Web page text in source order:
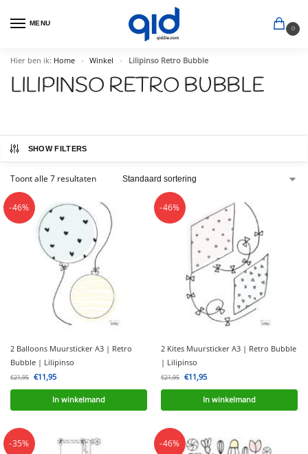
MENU
0
Hier ben ik: Home » Winkel » Lilipinso Retro Bubble
LILIPINSO RETRO BUBBLE
SHOW FILTERS
Toont alle 7 resultaten
-46%
2 Balloons Muursticker A3 | Retro
Bubble | Lilipinso
€21,95 €11,95
In winkelmand
-46%
2 Kites Muursticker A3 | Retro Bubble
| Lilipinso
€21,95 €11,95
In winkelmand
-35% -46%